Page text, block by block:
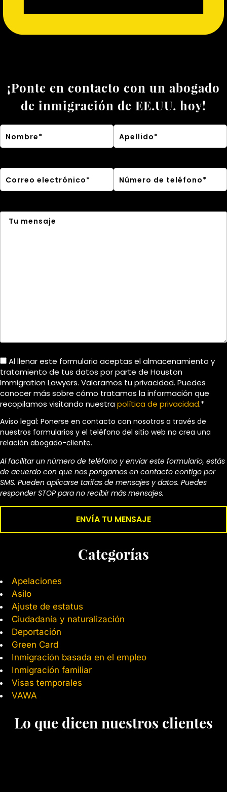
¡Ponte en contacto con un abogado
de inmigración de EE.UU. hoy!
Al llenar este formulario aceptas el almacenamiento y
tratamiento de tus datos por parte de Houston
Immigration Lawyers. Valoramos tu privacidad. Puedes
conocer más sobre cómo tratamos la información que
recopilamos visitando nuestrapolítica de privacidad.*
Aviso legal: Ponerse en contacto con nosotros a través de
nuestros formularios y el teléfono del sitio web no crea una
relación abogado-cliente.
Al facilitar un número de teléfono y enviar este formulario, estás
de acuerdo con que nos pongamos en contacto contigo por
SMS. Pueden aplicarse tarifas de mensajes y datos. Puedes
responder STOP para no recibir más mensajes.
Categorías
Apelaciones
Asilo
Ajuste de estatus
Ciudadanía y naturalización
Deportación
Green Card
Inmigración basada en el empleo
Inmigración familiar
Visas temporales
VAWA
Lo que dicen nuestros clientes